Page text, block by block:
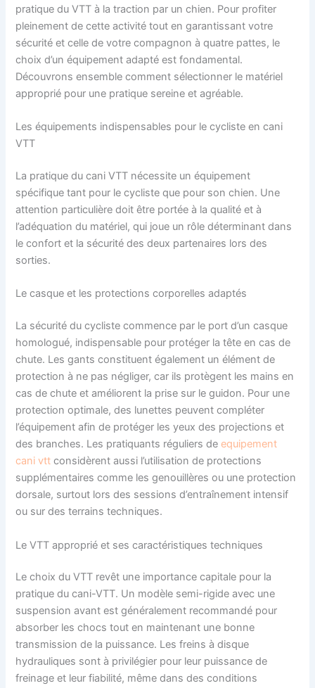
pratique du VTT à la traction par un chien. Pour profiter
pleinement de cette activité tout en garantissant votre
sécurité et celle de votre compagnon à quatre pattes, le
choix d’un équipement adapté est fondamental.
Découvrons ensemble comment sélectionner le matériel
approprié pour une pratique sereine et agréable.
Les équipements indispensables pour le cycliste en cani
VTT
La pratique du cani VTT nécessite un équipement
spécifique tant pour le cycliste que pour son chien. Une
attention particulière doit être portée à la qualité et à
l’adéquation du matériel, qui joue un rôle déterminant dans
le confort et la sécurité des deux partenaires lors des
sorties.
Le casque et les protections corporelles adaptés
La sécurité du cycliste commence par le port d’un casque
homologué, indispensable pour protéger la tête en cas de
chute. Les gants constituent également un élément de
protection à ne pas négliger, car ils protègent les mains en
cas de chute et améliorent la prise sur le guidon. Pour une
protection optimale, des lunettes peuvent compléter
l’équipement afin de protéger les yeux des projections et
des branches. Les pratiquants réguliers de equipement
cani vtt considèrent aussi l’utilisation de protections
supplémentaires comme les genouillères ou une protection
dorsale, surtout lors des sessions d’entraînement intensif
ou sur des terrains techniques.
Le VTT approprié et ses caractéristiques techniques
Le choix du VTT revêt une importance capitale pour la
pratique du cani-VTT. Un modèle semi-rigide avec une
suspension avant est généralement recommandé pour
absorber les chocs tout en maintenant une bonne
transmission de la puissance. Les freins à disque
hydrauliques sont à privilégier pour leur puissance de
freinage et leur fiabilité, même dans des conditions